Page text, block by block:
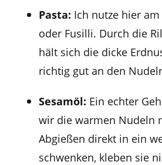
Pasta: Ich nutze hier
oder Fusilli. Durch die
hält sich die dicke
richtig gut an den
Sesamöl: Ein echter
wir die warmen Nudeln
Abgießen direkt in ein
schwenken, kleben sie